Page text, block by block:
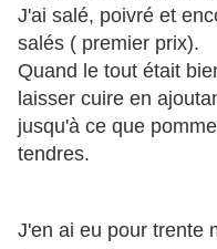
J'ai salé, poivré et
salés ( premier prix).
Quand le tout était
laisser cuire en
jusqu'à ce que
tendres.
J'en ai eu pour trente